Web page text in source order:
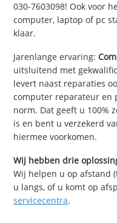
030-7603098! Ook voor
computer, laptop of pc
klaar.
Jarenlange ervaring:
uitsluitend met
levert naast reparaties
computer reparateur en
norm. Dat geeft u 100%
is en bent u verzekerd
hiermee voorkomen.
Wij hebben drie
Wij helpen u op afstand
u langs, of u komt op
servicecentra.